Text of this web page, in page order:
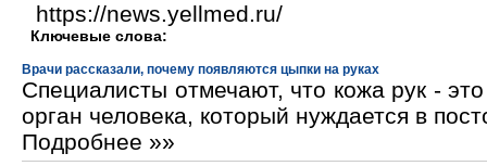
https://news.yellmed.ru/
Ключевые слова:
Врачи рассказали, почему появляются цыпки на руках
Специалисты отмечают, что кожа рук -
орган человека, который нуждается в
Подробнее »»